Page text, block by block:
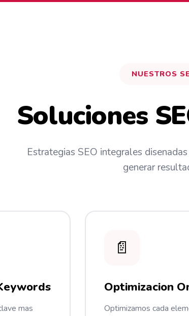
NUESTROS
Soluciones
Estrategias SEO integrales
generar
mas
📄
Optimizacion
Optimizamos cada